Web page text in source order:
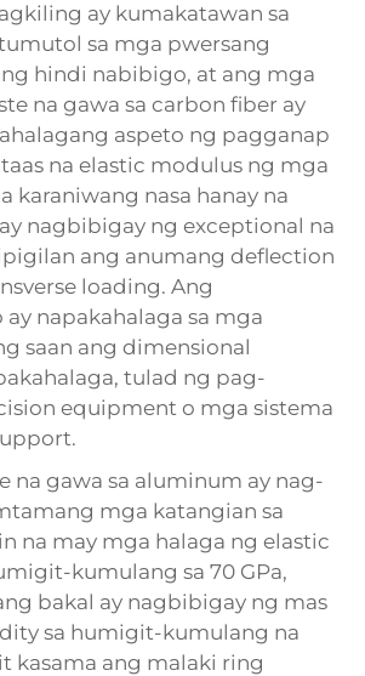
ay kumakatawan sa
sa mga pwersang
hindi nabibigo, at ang mga
na gawa sa carbon fiber ay
aspeto ng pagganap
na elastic modulus ng mga
karaniwang nasa hanay na
nagbibigay ng exceptional na
ang anumang deflection
loading. Ang
napakahalaga sa mga
saan ang dimensional
tulad ng pag-
equipment o mga sistema
na gawa sa aluminum ay nag-
mga katangian sa
na may mga halaga ng elastic
kumulang sa 70 GPa,
bakal ay nagbibigay ng mas
sa humigit-kumulang na
kasama ang malaki ring